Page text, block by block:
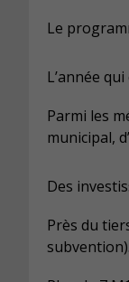
Le
L’année
Parmi les
municipal,
Des
Près du
subvention).